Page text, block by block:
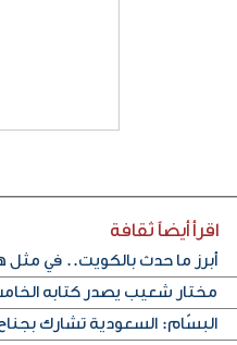
اقرأ أيضاً ثقافة
أبرز ما حدث بالكويت.. في مثل
مختار شعيب يصدر كتابه
البسّام: السعودية تشارك